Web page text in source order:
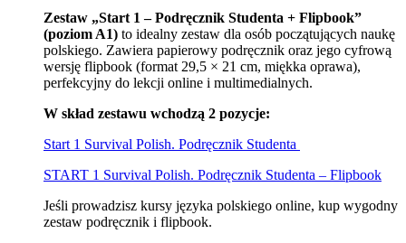
Zestaw „Start 1 – Podręcznik Studenta + Flipbook”
(poziom A1) to idealny zestaw dla osób początujących naukę
polskiego. Zawiera papierowy podręcznik oraz jego cyfrową
wersję flipbook (format 29,5 × 21 cm, miękka oprawa),
perfekcyjny do lekcji online i multimedialnych.
W skład zestawu wchodzą 2 pozycje:
Start 1 Survival Polish. Podręcznik Studenta
START 1 Survival Polish. Podręcznik Studenta – Flipbook
Jeśli prowadzisz kursy języka polskiego online, kup wygodny
zestaw podręcznik i flipbook.